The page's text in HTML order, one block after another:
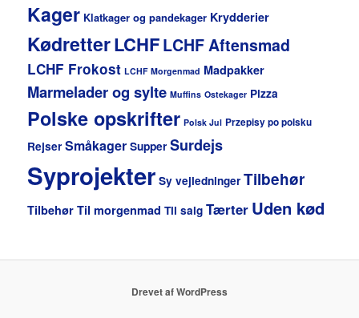
Kager Klatkager og pandekager Krydderier
KødretterLCHFLCHF Aftensmad
LCHF Frokost LCHF Morgenmad Madpakker
Marmelader og sylte Muffins Ostekager Pizza
Polske opskrifter Polsk Jul Przepisy po polsku
Rejser Småkager Supper Surdejs
Syprojekter Sy vejledninger Tilbehør
Tilbehør Til morgenmad Til salg Tærter Uden kød
Drevet af WordPress